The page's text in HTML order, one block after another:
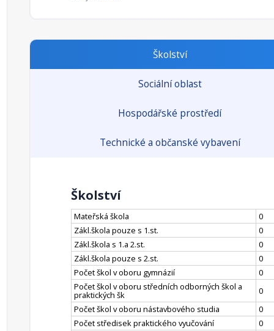
Školství
Sociální oblast
Hospodářské prostředí
Technické a občanské vybavení
Školství
Mateřská škola
0
Zákl.škola pouze s 1.st.
0
Zákl.škola s 1.a 2.st.
0
Zákl.škola pouze s 2.st.
0
Počet škol v oboru gymnázií
0
Počet škol v oboru středních odborných škol a
praktických šk
0
Počet škol v oboru nástavbového studia
0
Počet středisek praktického vyučování
0